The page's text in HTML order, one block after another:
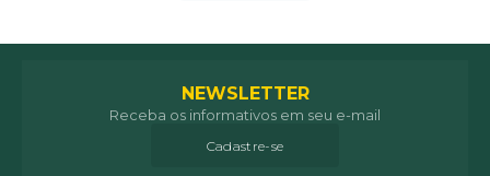
NEWSLETTER
Receba os informativos em seu e-mail
Cadastre-se